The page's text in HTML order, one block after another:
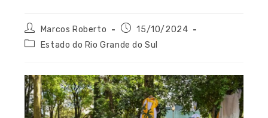
Marcos Roberto
15/10/2024
Estado do Rio Grande do Sul